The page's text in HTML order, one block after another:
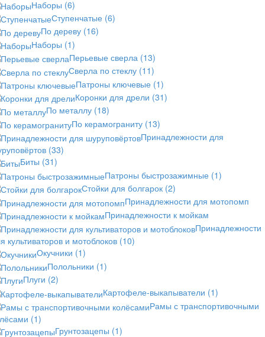
Наборы (6)
Ступенчатые (6)
По дереву (16)
Наборы (1)
Перьевые сверла (13)
Сверла по стеклу (11)
Патроны ключевые (1)
Коронки для дрели (31)
По металлу (18)
По керамограниту (13)
Принадлежности для
(33)
Биты (31)
Патроны быстрозажимные (1)
Стойки для болгарок (2)
Принадлежности для мотопомп
Принадлежности к мойкам
Принадлежности
культиваторов и мотоблоков (10)
Окучники (1)
Полольники (1)
Плуги (2)
Картофеле-выкапыватели (1)
Рамы с транспортивочными
(1)
Грунтозацепы (1)